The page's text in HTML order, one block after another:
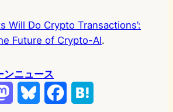
Will Do Crypto Transactions’:
Future of Crypto-AI.
ンニュース